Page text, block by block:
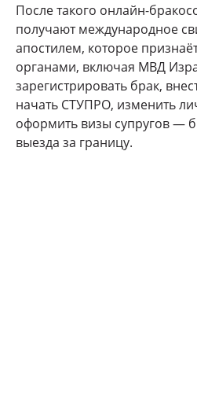
После такого онлайн-
получают международное
апостилем, которое
органами, включая МВД
зарегистрировать брак,
начать СТУПРО, изменить
оформить визы супругов —
выезда за границу.